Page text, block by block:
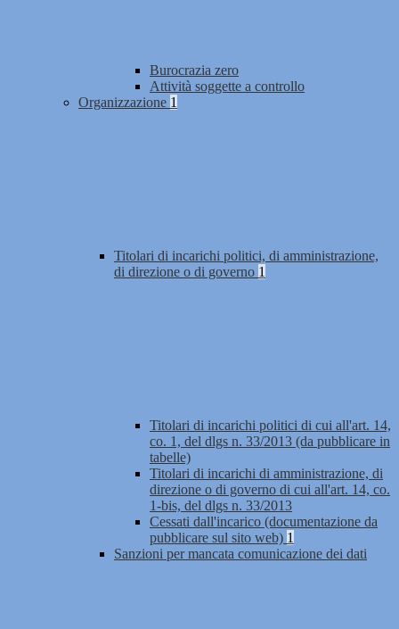
Burocrazia zero
Attività soggette a controllo
Organizzazione 1
Titolari di incarichi politici, di amministrazione,
di direzione o di governo 1
Titolari di incarichi politici di cui all'art. 14,
co. 1, del dlgs n. 33/2013 (da pubblicare in
tabelle)
Titolari di incarichi di amministrazione, di
direzione o di governo di cui all'art. 14, co.
1-bis, del dlgs n. 33/2013
Cessati dall'incarico (documentazione da
pubblicare sul sito web) 1
Sanzioni per mancata comunicazione dei dati